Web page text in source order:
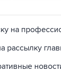
на
рассылку